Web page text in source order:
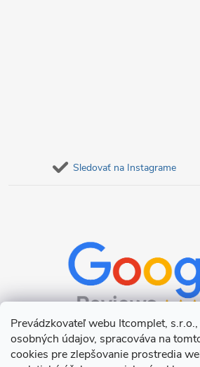
Prevádzkovateľ webu Itcomplet,
osobných údajov, spracováva na
cookies pre zlepšovanie prostredia
Sledovať na Instagrame